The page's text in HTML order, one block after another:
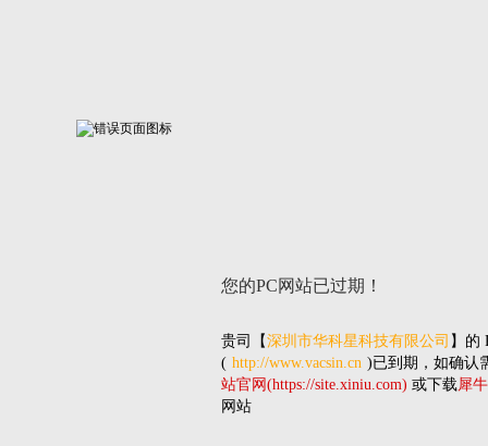
您的PC网站已过期！
贵司 【深圳市华科星科技有限公司 】的
( http://www.vacsin.cn )已到期，如确认
站官网(https://site.xiniu.com) 或下载犀
网站